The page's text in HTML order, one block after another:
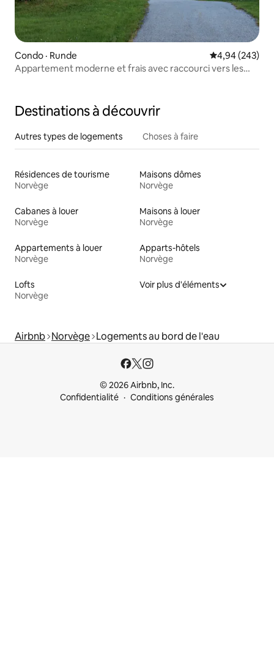
Condo · Runde Note
4,94 (243)
Appartement moderne et frais avec raccourci vers les
Destinations à découvrir
Autres types de logements Choses à faire
Résidences de tourisme
Norvège
Maisons dômes
Norvège
Cabanes à louer
Norvège
Maisons à louer
Norvège
Appartements à louer
Norvège
Apparts-hôtels
Norvège
Lofts
Norvège
Voir plus d'éléments
Airbnb Norvège Logements au bord de l'eau
© 2026 Airbnb, Inc.
Confidentialité
Conditions générales